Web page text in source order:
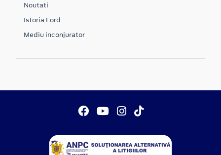
Noutati
Istoria Ford
Mediu inconjurator